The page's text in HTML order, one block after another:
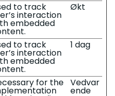
to track
interaction
embedded
Økt
to track
interaction
embedded
1 dag
for the Vedvar
ende